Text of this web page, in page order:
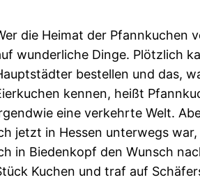
die Heimat der Pfannkuchen
wunderliche Dinge. Plötzlich
bestellen und das,
kennen, heißt
eine verkehrte Welt.
jetzt in Hessen unterwegs
in Biedenkopf den Wunsch
Kuchen und traf auf